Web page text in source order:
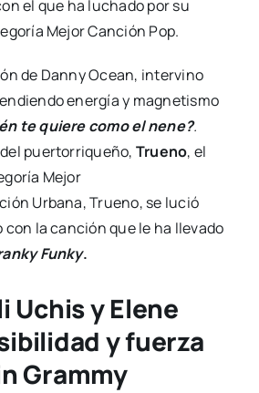
el que ha luchado por su
Mejor Canción Pop.
de Danny Ocean, intervino
energía y magnetismo
te quiere como el nene?.
puertorriqueño, Trueno, el
Mejor
Urbana, Trueno, se lució
con la canción que le ha llevado
Funky.
Uchis y Elene
y fuerza
Grammy